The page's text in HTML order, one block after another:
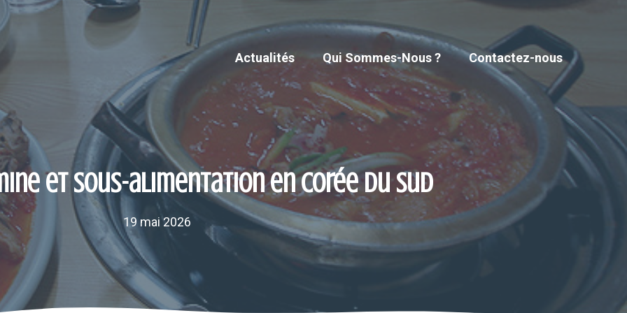
Actualités Qui Sommes-Nous ? Contactez-nous
et sous-alimentation en Corée du Sud
19 mai 2026